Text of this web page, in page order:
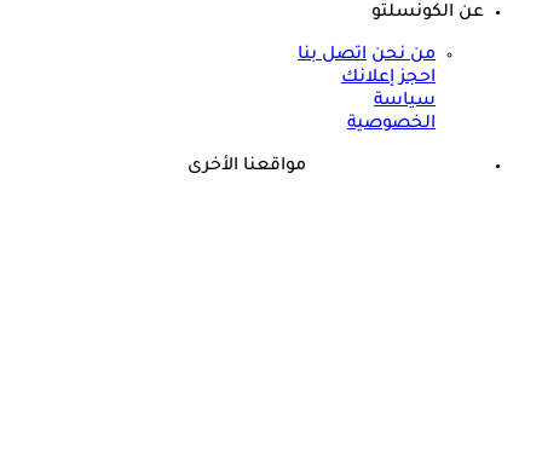
عن الكونسلتو
من نحن اتصل بنا
احجز إعلانك
سياسة
الخصوصية
مواقعنا الأخرى